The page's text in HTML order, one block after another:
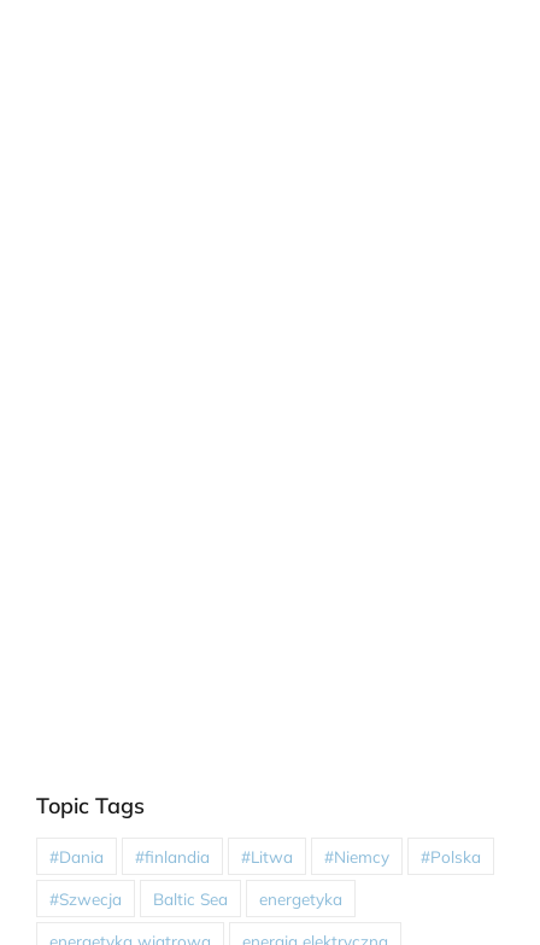
Topic Tags
#Dania #finlandia #Litwa #Niemcy #Polska
#Szwecja Baltic Sea energetyka